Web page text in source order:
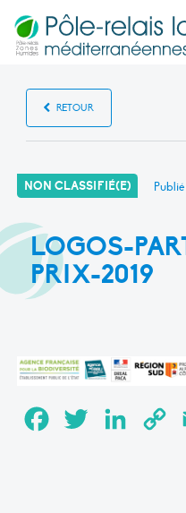
RETOUR
NON CLASSIFIÉ(E)
LOGOS-
PRIX-2019
FacebookTwitter LinkedIn